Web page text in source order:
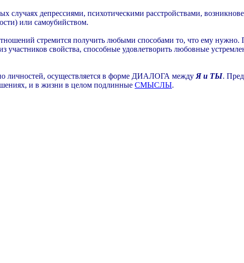
депрессиями, психотическими расстройствами,
или самоубийством.
стремится получить любыми способами то, что ему
свойства, способные удовлетворить любовные
осуществляется в форме ДИАЛОГА между Я и ТЫ.
и в жизни в целом подлинные СМЫСЛЫ.